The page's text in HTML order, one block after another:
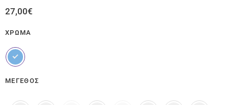
27,00€
ΧΡΏΜΑ
ΜΈΓΕΘΟΣ